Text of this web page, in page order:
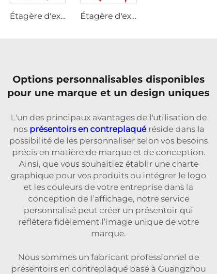
Étagère d'exposition en contreplaqué sur mesure pour accessoires animaux Ljmzj0006 Étagère d'exposition en contreplaqué sur mesure pour fournitures animales Ljmzj0001
Options personnalisables disponibles
pour une marque et un design uniques
L'un des principaux avantages de l'utilisation de
nos présentoirs en contreplaqué réside dans la
possibilité de les personnaliser selon vos besoins
précis en matière de marque et de conception.
Ainsi, que vous souhaitiez établir une charte
graphique pour vos produits ou intégrer le logo
et les couleurs de votre entreprise dans la
conception de l’affichage, notre service
personnalisé peut créer un présentoir qui
reflétera fidèlement l’image unique de votre
marque.
Nous sommes un fabricant professionnel de
présentoirs en contreplaqué basé à Guangzhou